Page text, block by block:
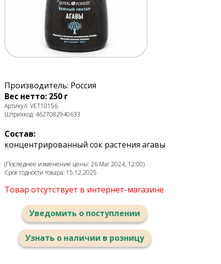
Производитель: Россия
Вес нетто: 250 г
Артикул: VET10156
Штрихкод: 4627082940633
Состав:
концентрированный сок растения агавы
(Последнее изменение цены: 26 Mar 2024, 12:00)
Срок годности товара: 15.12.2025
Товар отсутствует в интернет-магазине
Уведомить о поступлении
Узнать о наличии в розницу